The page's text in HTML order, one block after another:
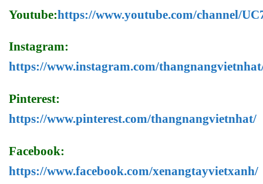
Youtube:https://www.youtube.com/channel/
Instagram:
https://www.instagram.com/
Pinterest:
https://www.pinterest.com/thangnangvietnhat/
Facebook:
https://www.facebook.com/xenangtayvietxanh/